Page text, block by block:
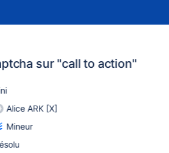
sur "call to action"
Alice ARK [X]
Mineur